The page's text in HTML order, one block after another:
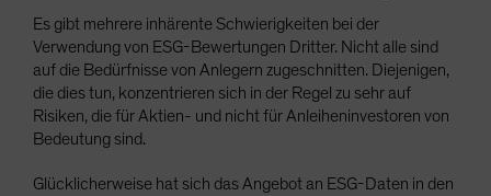
Es gibt mehrere inhärente Schwierigkeiten bei der
Verwendung von ESG-Bewertungen Dritter. Nicht alle sind
auf die Bedürfnisse von Anlegern zugeschnitten. Diejenigen,
die dies tun, konzentrieren sich in der Regel zu sehr auf
Risiken, die für Aktien- und nicht für Anleiheninvestoren von
Bedeutung sind.
Glücklicherweise hat sich das Angebot an ESG-Daten in den